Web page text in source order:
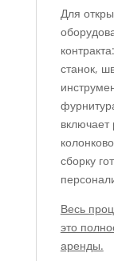
Для
станок,
включает
сборку
Весь
это
аренды.